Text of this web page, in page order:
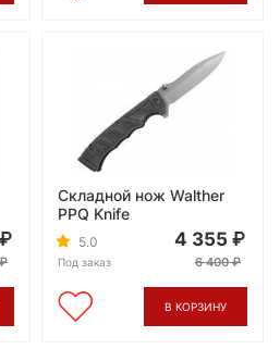
Складной нож Walther
PPQ Knife
5.0
Под заказ
4 355
6 400
В КОРЗИНУ